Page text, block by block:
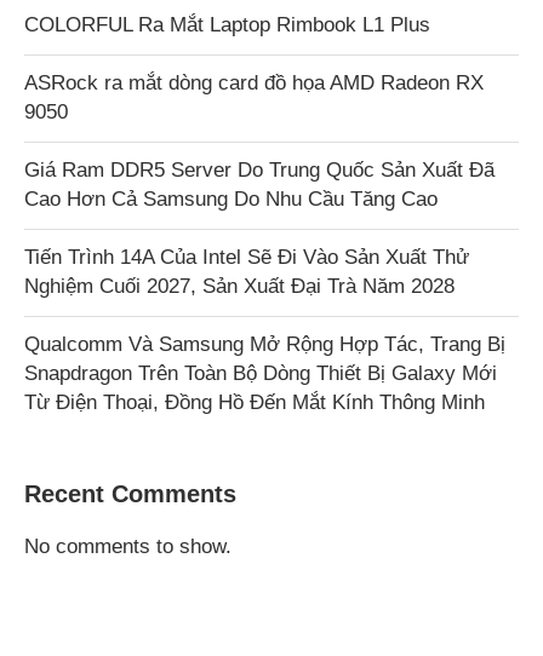
COLORFUL Ra Mắt Laptop Rimbook L1 Plus
ASRock ra mắt dòng card đồ họa AMD Radeon RX
9050
Giá Ram DDR5 Server Do Trung Quốc Sản Xuất Đã
Cao Hơn Cả Samsung Do Nhu Cầu Tăng Cao
Tiến Trình 14A Của Intel Sẽ Đi Vào Sản Xuất Thử
Nghiệm Cuối 2027, Sản Xuất Đại Trà Năm 2028
Qualcomm Và Samsung Mở Rộng Hợp Tác, Trang Bị
Snapdragon Trên Toàn Bộ Dòng Thiết Bị Galaxy Mới
Từ Điện Thoại, Đồng Hồ Đến Mắt Kính Thông Minh
Recent Comments
No comments to show.